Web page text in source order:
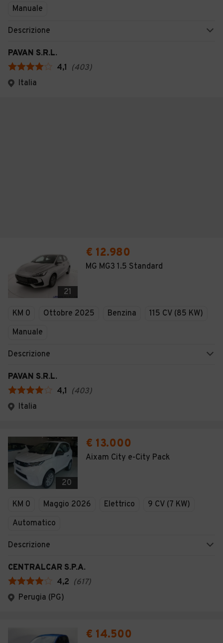
Manuale
Descrizione
PAVAN S.R.L.
4,1 (403)
Italia
21
€ 12.980
MG MG3 1.5 Standard
KM 0 Ottobre 2025 Benzina
115 CV (85 KW)
Manuale
Descrizione
PAVAN S.R.L.
4,1 (403)
Italia
20
€ 13.000
Aixam City e-City Pack
KM 0 Maggio 2026 Elettrico
9 CV (7 KW)
Automatico
Descrizione
CENTRALCAR S.P.A.
4,2 (617)
Perugia (PG)
€ 14.500